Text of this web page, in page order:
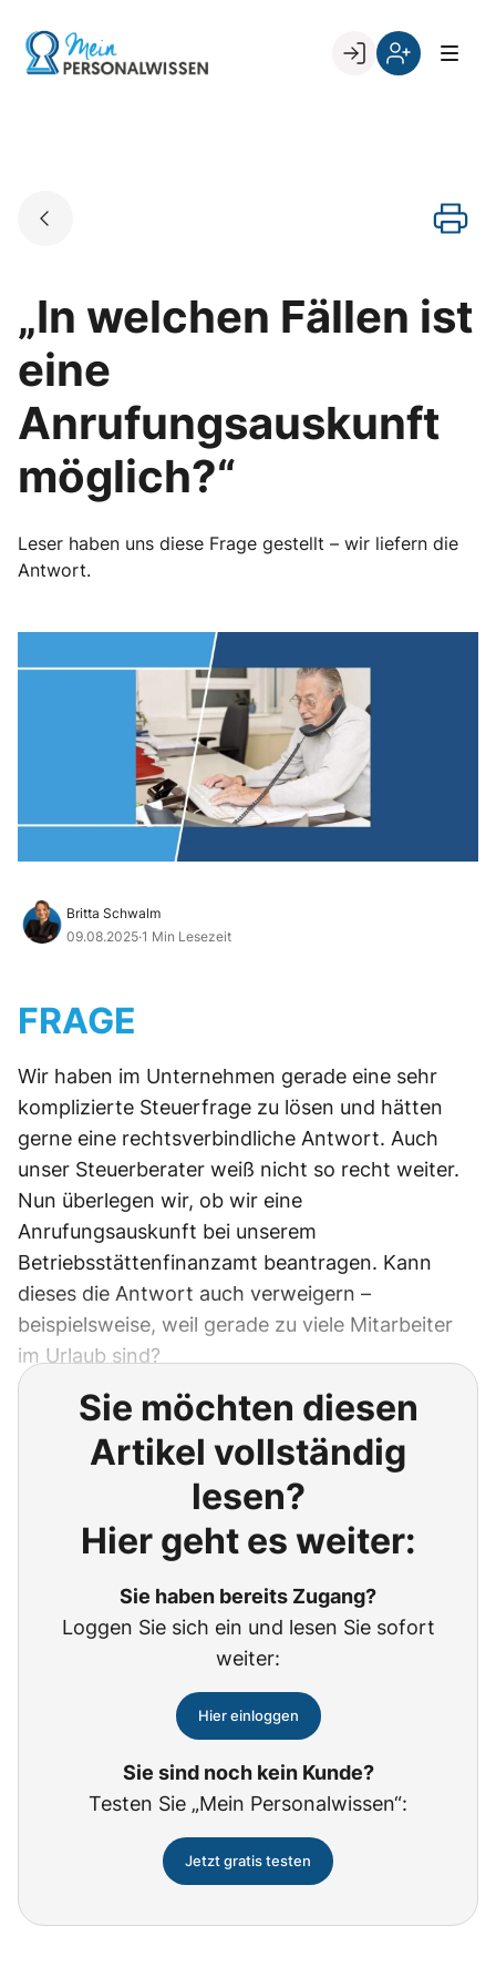
content
Go to landing page.
„In welchen Fällen ist
eine
Anrufungsauskunft
möglich?“
Leser haben uns diese Frage gestellt – wir liefern die
Antwort.
Britta Schwalm
09.08.2025·1 Min Lesezeit
FRAGE
Wir haben im Unternehmen gerade eine sehr
komplizierte Steuerfrage zu lösen und hätten
gerne eine rechtsverbindliche Antwort. Auch
unser Steuerberater weiß nicht so recht weiter.
Nun überlegen wir, ob wir eine
Anrufungsauskunft bei unserem
Betriebsstättenfinanzamt beantragen. Kann
dieses die Antwort auch verweigern –
beispielsweise, weil gerade zu viele Mitarbeiter
im Urlaub sind?
Sie möchten diesen
Artikel vollständig
lesen?
Hier geht es weiter:
Sie haben bereits Zugang?
Loggen Sie sich ein und lesen Sie sofort
weiter:
Hier einloggen
Sie sind noch kein Kunde?
Testen Sie „Mein Personalwissen“:
Jetzt gratis testen